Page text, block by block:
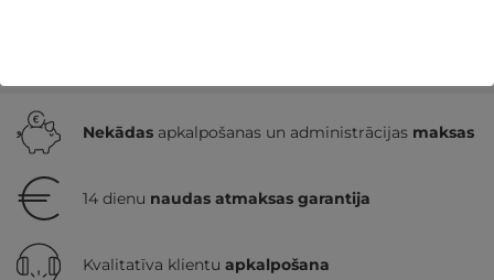
Nekādas apkalpošanas un administrācijas maksas
14 dienu naudas atmaksas garantija
Kvalitatīva klientu apkalpošana